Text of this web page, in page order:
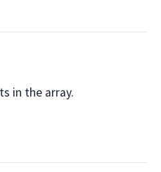
in the array.